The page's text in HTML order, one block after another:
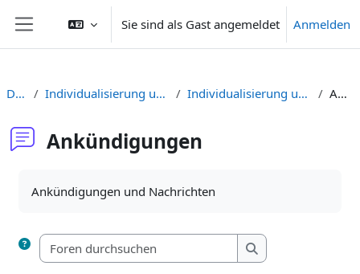
Website-Übersicht
Sie sind als Gast angemeldet Anmelden
Dashboard Individualisierung und Selbstgesteuertes Lernen digital unterstützen Individualisierung und Selbstgesteuertes Lernen digital unterstützen Ankündigungen
Ankündigungen
Ankündigungen und Nachrichten
Foren durchsuchen
Foren durchsuchen